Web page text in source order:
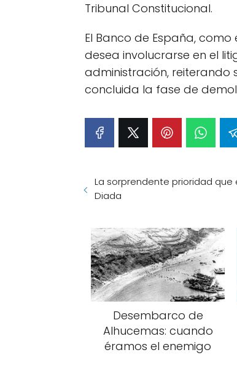
Tribunal Constitucional.
El Banco de España,
desea involucrarse en el
administración, reiterando
concluida la fase de
La sorprendente prioridad que
Diada
Desembarco de
Alhucemas: cuando
éramos el enemigo